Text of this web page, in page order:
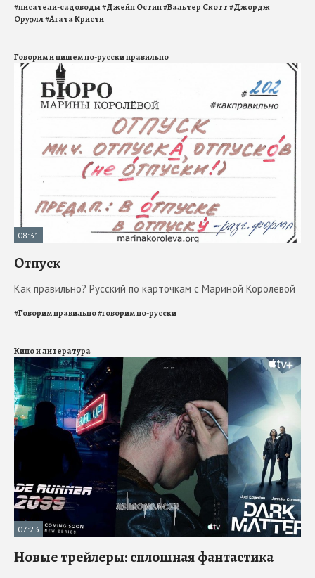
#писатели-садоводы#Джейн Остин#Вальтер Скотт#Джордж
Оруэлл#Агата Кристи
Говорим и пишем по-русски правильно
08:31
Отпуск
Как правильно? Русский по карточкам с Мариной Королевой
#Говорим правильно#говорим по-русски
Кино и литература
07:23
Новые трейлеры: сплошная фантастика